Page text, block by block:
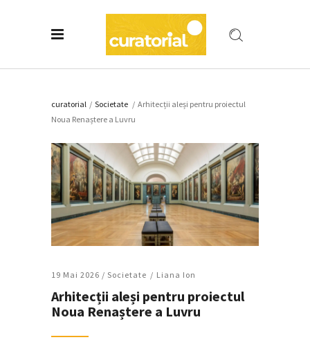
curatorial / Societate / Arhitecții aleși pentru proiectul
Noua Renaștere a Luvru
19 Mai 2026 / Societate Liana Ion
Arhitecții aleși pentru proiectul
Noua Renaștere a Luvru